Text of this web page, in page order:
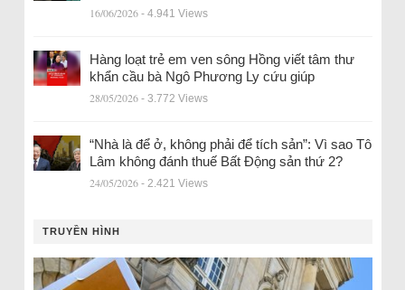
16/06/2026 - 4.941 Views
Hàng loạt trẻ em ven sông Hồng viết tâm thư
khẩn cầu bà Ngô Phương Ly cứu giúp
28/05/2026 - 3.772 Views
“Nhà là để ở, không phải để tích sản”: Vì sao Tô
Lâm không đánh thuế Bất Động sản thứ 2?
24/05/2026 - 2.421 Views
TRUYỀN HÌNH